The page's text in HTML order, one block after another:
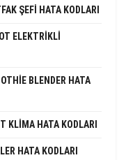
ŞEFI HATA KODLARI
ELEKTRIKLI
BLENDER HATA
KLIMA HATA KODLARI
HATA KODLARI